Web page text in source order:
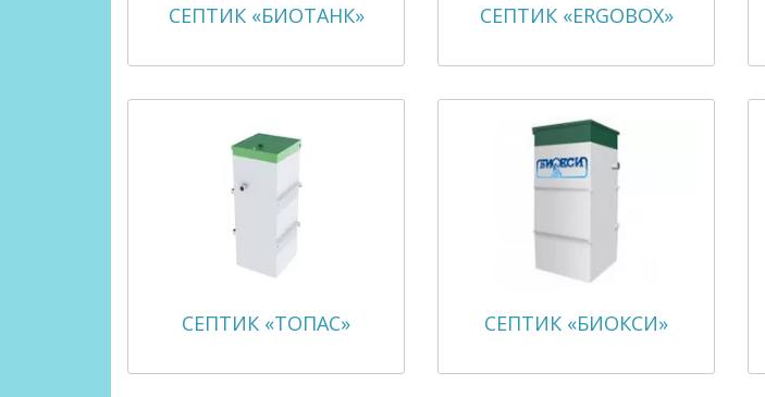
СЕПТИК «БИОТАНК» СЕПТИК «ERGOBOX»
СЕПТИК «ТОПАС» СЕПТИК «БИОКСИ»